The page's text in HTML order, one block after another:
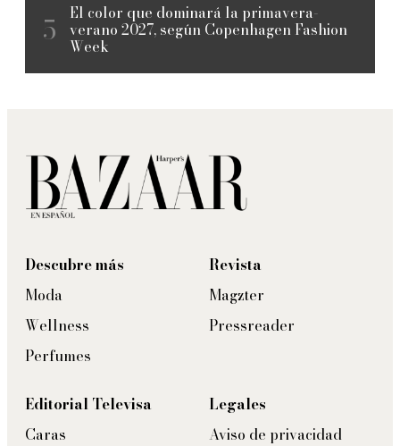
El color que dominará la primavera-
verano 2027, según Copenhagen Fashion
Week
Descubre más
Moda
Wellness
Perfumes
Revista
Magzter
Pressreader
Editorial Televisa
Caras
Legales
Aviso de privacidad